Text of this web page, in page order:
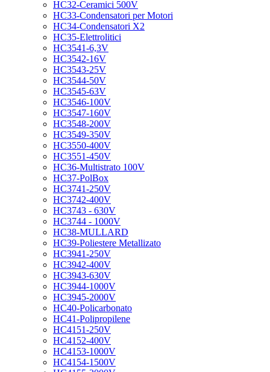
HC32-Ceramici 500V
HC33-Condensatori per Motori
HC34-Condensatori X2
HC35-Elettrolitici
HC3541-6,3V
HC3542-16V
HC3543-25V
HC3544-50V
HC3545-63V
HC3546-100V
HC3547-160V
HC3548-200V
HC3549-350V
HC3550-400V
HC3551-450V
HC36-Multistrato 100V
HC37-PolBox
HC3741-250V
HC3742-400V
HC3743 - 630V
HC3744 - 1000V
HC38-MULLARD
HC39-Poliestere Metallizato
HC3941-250V
HC3942-400V
HC3943-630V
HC3944-1000V
HC3945-2000V
HC40-Policarbonato
HC41-Polipropilene
HC4151-250V
HC4152-400V
HC4153-1000V
HC4154-1500V